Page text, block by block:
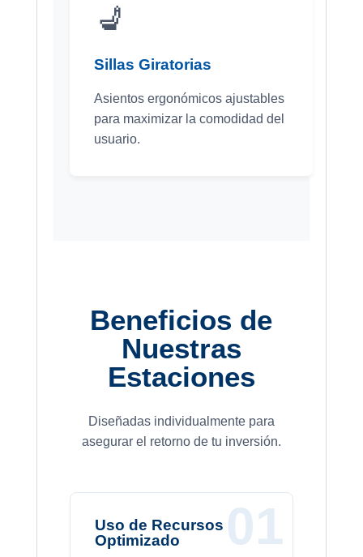
💺
Sillas Giratorias
Asientos ergonómicos ajustables
para maximizar la comodidad del
usuario.
Beneficios de
Nuestras
Estaciones
Diseñadas individualmente para
asegurar el retorno de tu inversión.
01
Uso de Recursos
Optimizado